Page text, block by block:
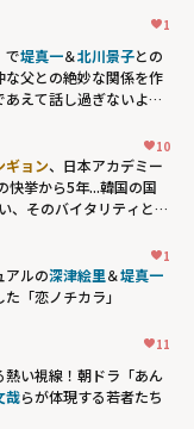
1
で堤真一＆北川景子との
父との絶妙な関係を作
えて話し過ぎないよう
10
ギョン、日本アカデミー
快挙から5年...韓国の国
、そのバイタリティと
1
アルの深津絵里＆堤真一
「恋ノチカラ」
11
熱い視線！朝ドラ「あん
哉らが体現する若者たち